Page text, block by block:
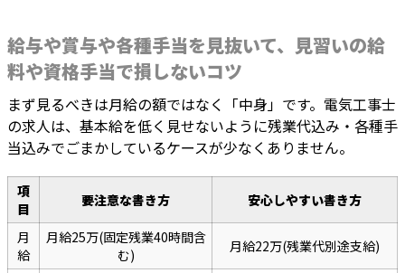
給与や賞与や各種手当を見抜いて、見習いの給
料や資格手当で損しないコツ
まず見るべきは月給の額ではなく「中身」です。電気工事士
の求人は、基本給を低く見せないように残業代込み・各種手
当込みでごまかしているケースが少なくありません。
項
目
要注意な書き方 安心しやすい書き方
月
給
月給25万(固定残業40時間含
む)
月給22万(残業代別途支給)